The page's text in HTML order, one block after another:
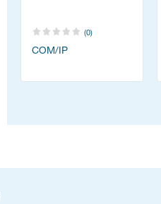
(0)
COM/IP